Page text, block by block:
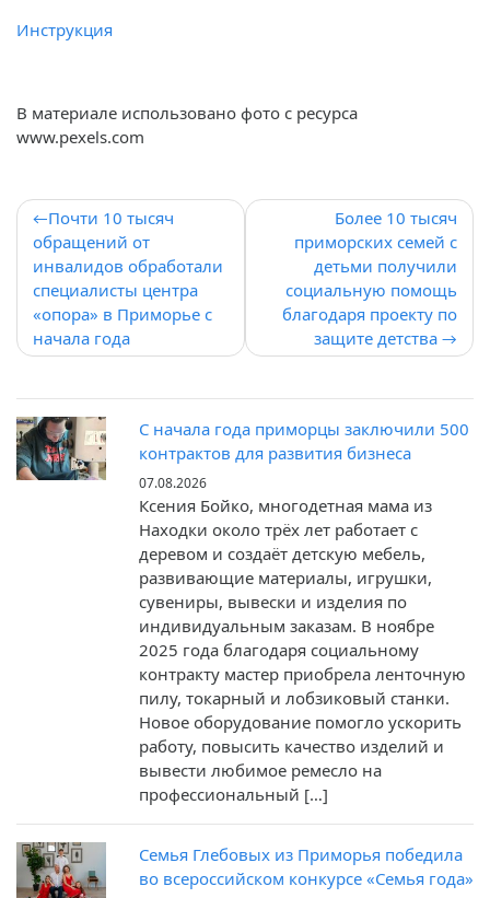
Инструкция
В материале использовано фото с ресурса
www.pexels.com
Навигация
по
записям
Почти 10 тысяч
обращений от
инвалидов обработали
специалисты центра
«опора» в Приморье с
начала года
Более 10 тысяч
приморских семей с
детьми получили
социальную помощь
благодаря проекту по
защите детства
С начала года приморцы заключили 500
контрактов для развития бизнеса
07.08.2026
Ксения Бойко, многодетная мама из
Находки около трёх лет работает с
деревом и создаёт детскую мебель,
развивающие материалы, игрушки,
сувениры, вывески и изделия по
индивидуальным заказам. В ноябре
2025 года благодаря социальному
контракту мастер приобрела ленточную
пилу, токарный и лобзиковый станки.
Новое оборудование помогло ускорить
работу, повысить качество изделий и
вывести любимое ремесло на
профессиональный […]
Семья Глебовых из Приморья победила
во всероссийском конкурсе «Семья года»